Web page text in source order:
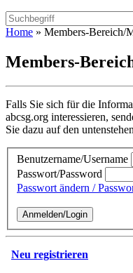
Home » Members-Bereich/
Members-
Falls Sie sich für die
abcsg.org interessieren,
Sie dazu auf den
Benutzername/Username
Passwort/Password
Passwort ändern /
Neu registrieren